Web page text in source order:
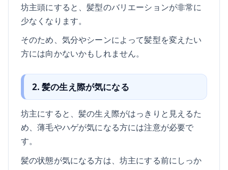
坊主頭にすると、髪型のバリエーションが非常に
少なくなります。
そのため、気分やシーンによって髪型を変えたい
方には向かないかもしれません。
2. 髪の生え際が気になる
坊主にすると、髪の生え際がはっきりと見えるた
め、薄毛やハゲが気になる方には注意が必要で
す。
髪の状態が気になる方は、坊主にする前にしっか